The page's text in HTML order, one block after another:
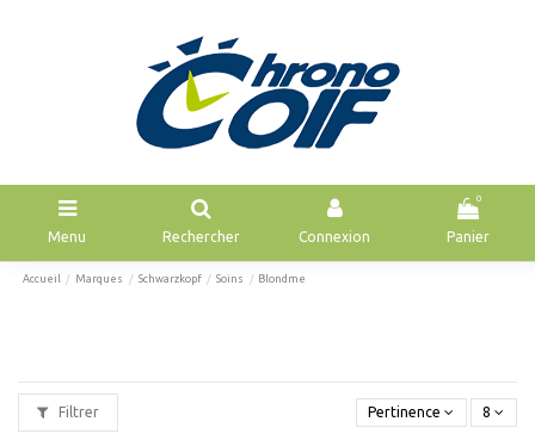
Menu Rechercher Connexion
0
Panier
Accueil Marques Schwarzkopf Soins Blondme
Filtrer Pertinence 8